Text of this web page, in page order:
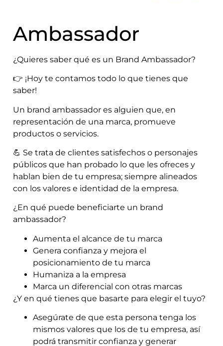
Ambassador
¿Quieres saber qué es un Brand Ambassador?
👉 ¡Hoy te contamos todo lo que tienes que
saber!
Un brand ambassador es alguien que, en
representación de una marca, promueve
productos o servicios.
💪 Se trata de clientes satisfechos o personajes
públicos que han probado lo que les ofreces y
hablan bien de tu empresa; siempre alineados
con los valores e identidad de la empresa.
¿En qué puede beneficiarte un brand
ambassador?
Aumenta el alcance de tu marca
Genera confianza y mejora el
posicionamiento de tu marca
Humaniza a la empresa
Marca un diferencial con otras marcas
¿Y en qué tienes que basarte para elegir el tuyo?
Asegúrate de que esta persona tenga los
mismos valores que los de tu empresa, así
podrá transmitir confianza y generar